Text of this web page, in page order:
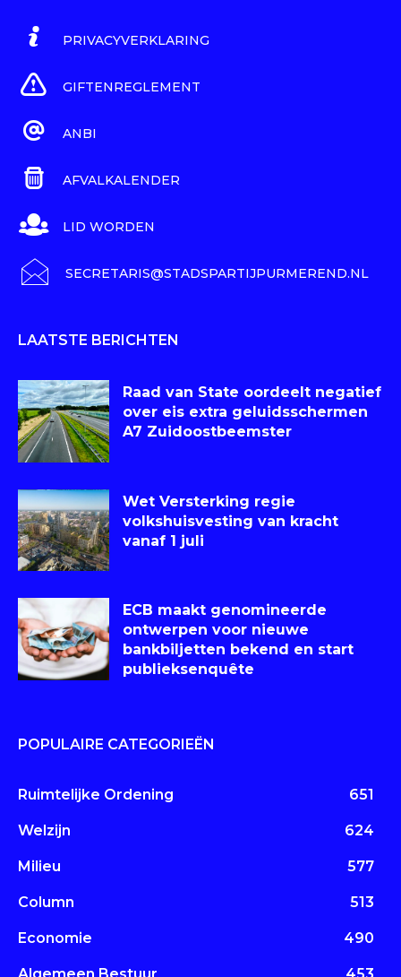
PRIVACYVERKLARING
GIFTENREGLEMENT
ANBI
AFVALKALENDER
LID WORDEN
SECRETARIS@STADSPARTIJPURMEREND.NL
LAATSTE BERICHTEN
Raad van State oordeelt negatief
over eis extra geluidsschermen
A7 Zuidoostbeemster
Wet Versterking regie
volkshuisvesting van kracht
vanaf 1 juli
ECB maakt genomineerde
ontwerpen voor nieuwe
bankbiljetten bekend en start
publieksenquête
POPULAIRE CATEGORIEËN
Ruimtelijke Ordening 651
Welzijn 624
Milieu 577
Column 513
Economie 490